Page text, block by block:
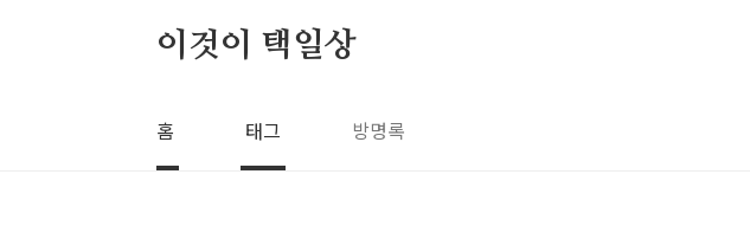
이것이 택일상
홈 태그 방명록